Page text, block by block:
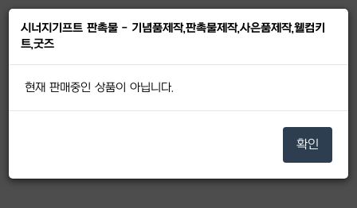
시너지기프트 판촉물 - 기념품제작,판촉물제작,사은품제작,웰컴키
트,굿즈
현재 판매중인 상품이 아닙니다.
확인